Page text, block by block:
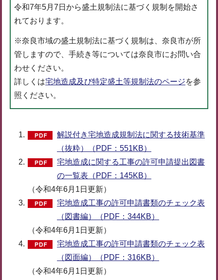
令和7年5月7日から盛土規制法に基づく規制を開始さ
れております。
※奈良市域の盛土規制法に基づく規制は、奈良市が所
管しますので、手続き等については奈良市にお問い合
わせください。
詳しくは宅地造成及び特定盛土等規制法のページを参
照ください。
解説付き宅地造成規制法に関する技術基準
（抜粋）（PDF：551KB）
宅地造成に関する工事の許可申請提出図書
の一覧表（PDF：145KB）
（令和4年6月1日更新）
宅地造成工事の許可申請書類のチェック表
（図書編）（PDF：344KB）
（令和4年6月1日更新）
宅地造成工事の許可申請書類のチェック表
（図面編）（PDF：316KB）
（令和4年6月1日更新）